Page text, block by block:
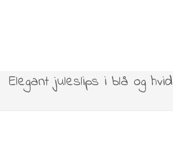
Elegant juleslips i blå og hvid